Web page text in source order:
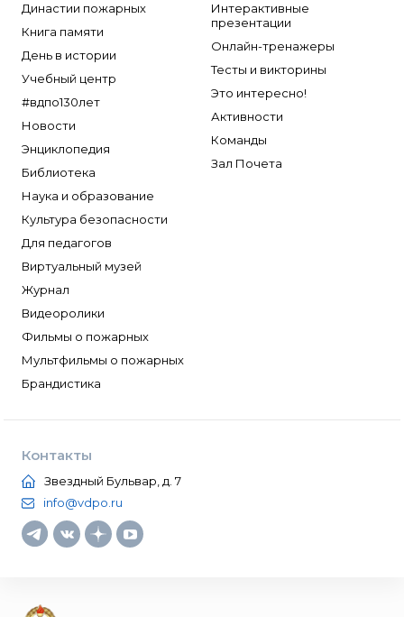
Династии пожарных
Книга памяти
День в истории
Учебный центр
#вдпо130лет
Новости
Энциклопедия
Библиотека
Наука и образование
Культура безопасности
Для педагогов
Виртуальный музей
Журнал
Видеоролики
Фильмы о пожарных
Мультфильмы о пожарных
Брандистика
Интерактивные
презентации
Онлайн-тренажеры
Тесты и викторины
Это интересно!
Активности
Команды
Зал Почета
Контакты
Звездный Бульвар, д. 7
info@vdpo.ru